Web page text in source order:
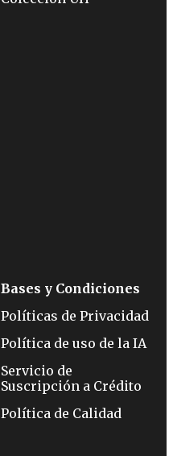
Bases y Condiciones
Políticas de Privacidad
Política de uso de la IA
Servicio de
Suscripción a Crédito
Política de Calidad